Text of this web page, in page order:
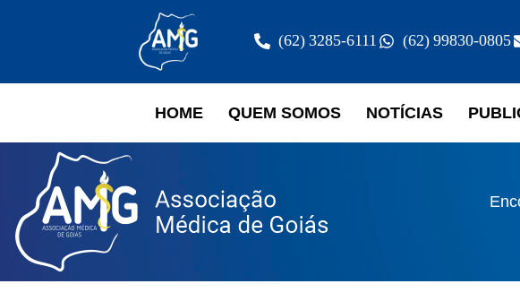
(62) 3285-6111 (62) 99830-0805
HOME QUEM SOMOS NOTÍCIAS